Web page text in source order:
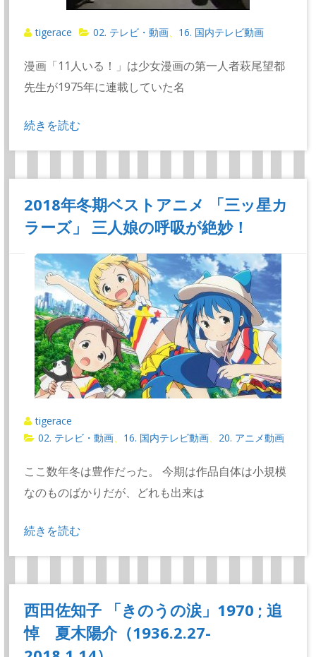
tigerace 02. テレビ・動画 16. 国内テレビ動画
漫画「11人いる！」は少女漫画の第一人者萩尾望都
先生が1975年に連載していた名
続きを読む
2018年冬期ベストアニメ 「三ッ星カ
ラーズ」 三人娘の呼吸が絶妙！
tigerace
02. テレビ・動画
16. 国内テレビ動画 20. アニメ動画
ここ数年冬は豊作だった。 今期は作品自体は小規模
なのものばかりだが、どれも出来は
続きを読む
西田佐知子 「きのうの涙」1970 ; 追
悼 夏木陽介（1936.2.27-